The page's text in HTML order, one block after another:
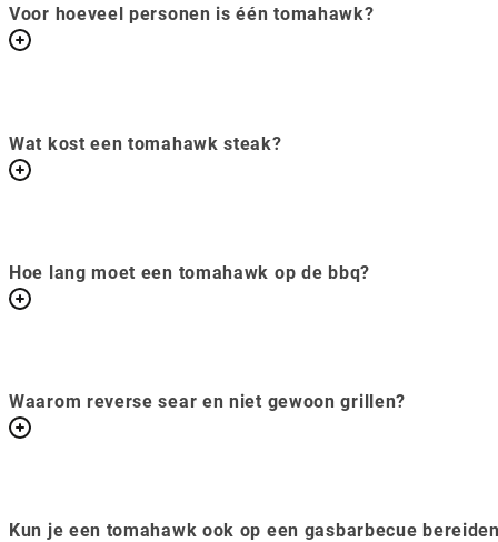
Voor hoeveel personen is één tomahawk?
Wat kost een tomahawk steak?
Hoe lang moet een tomahawk op de bbq?
Waarom reverse sear en niet gewoon grillen?
Kun je een tomahawk ook op een gasbarbecue